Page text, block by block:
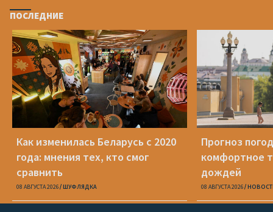
ПОСЛЕДНИЕ
Как изменилась Беларусь с 2020
года: мнения тех, кто смог
сравнить
08 АВГУСТА 2026 ШУФЛЯДКА
Прогноз
комфортное
дождей
08 АВГУСТА 2026